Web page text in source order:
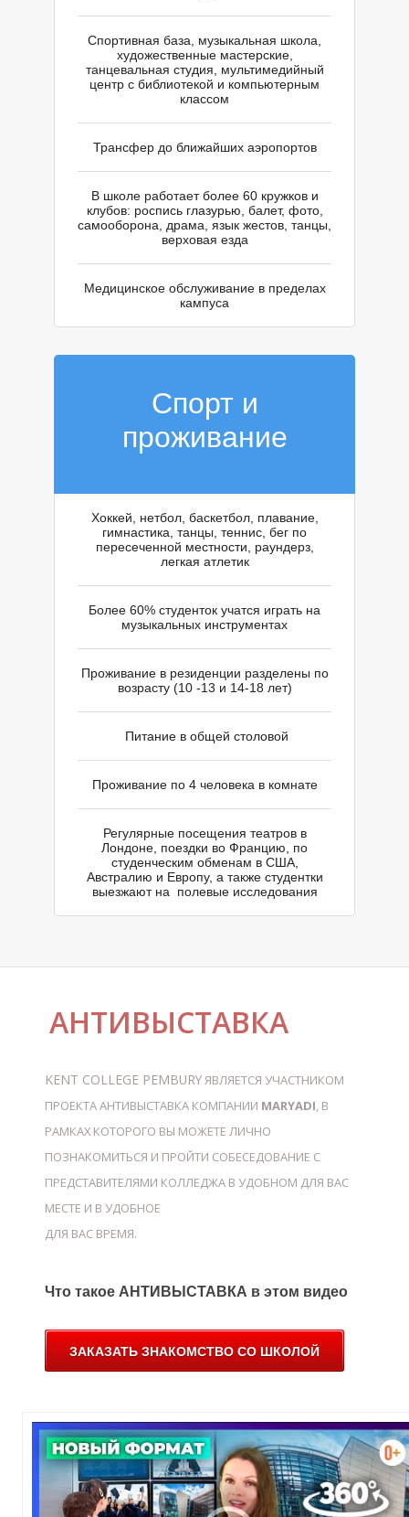
Н
Г
П
Спортивная база, музыкальная школа,
художественные мастерские,
танцевальная студия, мультимедийный
центр с библиотекой и компьютерным
классом
Трансфер до ближайших аэропортов
В школе работает более 60 кружков и
клубов: роспись глазурью, балет, фото,
самооборона, драма, язык жестов, танцы,
верховая езда
Медицинское обслуживание в пределах
кампуса
Спорт и
проживание
Хоккей, нетбол, баскетбол, плавание,
гимнастика, танцы, теннис, бег по
пересеченной местности, раундерз,
легкая атлетик
Более 60% студенток учатся играть на
музыкальных инструментах
Проживание в резиденции разделены по
возрасту (10 -13 и 14-18 лет)
Питание в общей столовой
Проживание по 4 человека в комнате
Регулярные посещения театров в
Лондоне, поездки во Францию, по
студенческим обменам в США,
Австралию и Европу, а также студентки
выезжают на полевые исследования
АНТИВЫСТАВКА
KENT СOLLEGE PEMBURYЯВЛЯЕТСЯ УЧАСТНИКОМ
ПРОЕКТА АНТИВЫСТАВКА КОМПАНИИ MARYADI, В
РАМКАХ КОТОРОГО ВЫ МОЖЕТЕ ЛИЧНО
ПОЗНАКОМИТЬСЯ И ПРОЙТИ СОБЕСЕДОВАНИЕ С
ПРЕДСТАВИТЕЛЯМИ КОЛЛЕДЖА В УДОБНОМ ДЛЯ ВАС
МЕСТЕ И В УДОБНОЕ
ДЛЯ ВАС ВРЕМЯ.
Что такое АНТИВЫСТАВКА в этом видео
ЗАКАЗАТЬ ЗНАКОМСТВО СО ШКОЛОЙ